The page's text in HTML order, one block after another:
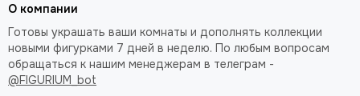
О компании
Готовы украшать ваши комнаты и дополнять коллекции
новыми фигурками 7 дней в неделю. По любым вопросам
обращаться к нашим менеджерам в телеграм -
@FIGURIUM_bot